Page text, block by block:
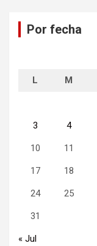
Por fecha
L M
3 4
10 11
17 18
24 25
31
« Jul